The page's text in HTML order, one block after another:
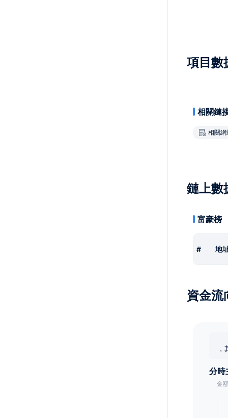
項目數
相關鏈
相關網
鏈上數
富豪榜
# 地
資金流
分時